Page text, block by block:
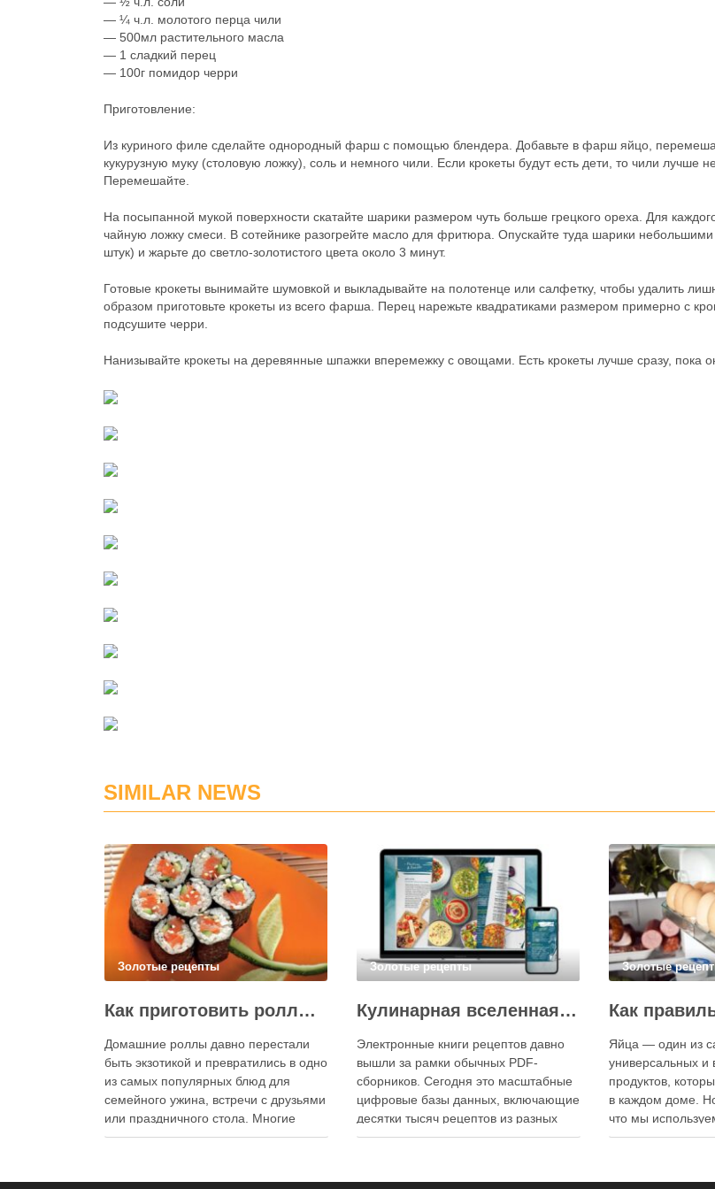
— ¼ ч.л. молотого перца чили
— 500мл растительного масла
— 1 сладкий перец
— 100г помидор черри
Приготовление:
Из куриного филе сделайте однородный фарш с помощью блендера. Добавьте в фарш яйцо,
кукурузную муку (столовую ложку), соль и немного чили. Если крокеты будут есть дети, то чили лучше не
Перемешайте.
На посыпанной мукой поверхности скатайте шарики размером чуть больше грецкого ореха. Для
чайную ложку смеси. В сотейнике разогрейте масло для фритюра. Опускайте туда шарики
штук) и жарьте до светло-золотистого цвета около 3 минут.
Готовые крокеты вынимайте шумовкой и выкладывайте на полотенце или салфетку, чтобы удалить
образом приготовьте крокеты из всего фарша. Перец нарежьте квадратиками размером примерно с
подсушите черри.
Нанизывайте крокеты на деревянные шпажки вперемежку с овощами. Есть крокеты лучше сразу, пока
SIMILAR NEWS
Золотые рецепты
Как приготовить роллы в домашних условиях?
Домашние роллы давно перестали
быть экзотикой и превратились в одно
из самых популярных блюд для
семейного ужина, встречи с друзьями
или праздничного стола. Многие
считают, что приготовление японских
Золотые рецепты
Кулинарная вселенная в цифре: топ-3 самых больших электронных книг рецептов
Электронные книги рецептов давно
вышли за рамки обычных PDF-
сборников. Сегодня это масштабные
цифровые базы данных, включающие
десятки тысяч рецептов из разных
стран мира, с подробными
Золотые
Яйца — один из
универсальных и
продуктов,
в каждом доме.
что мы
хранения